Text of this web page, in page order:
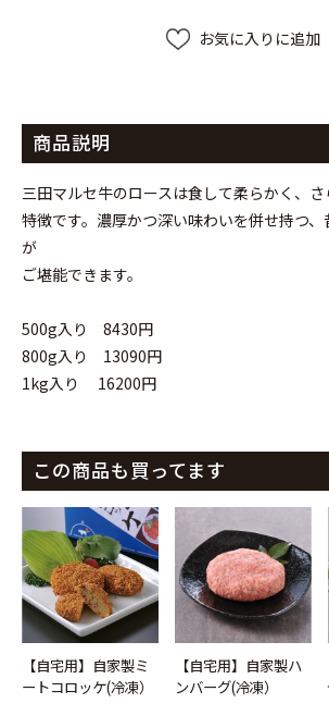
お気に入りに追加
商品説明
三田マルセ牛のロースは食して柔らかく、
特徴です。濃厚かつ深い味わいを併せ持つ
が
ご堪能できます。
500g入り 8430円
800g入り 13090円
1kg入り 16200円
お買い物を続ける
この商品も買ってます
【自宅用】自家製ミ
ートコロッケ(冷凍）
【自宅用】自家製ハ
ンバーグ(冷凍）